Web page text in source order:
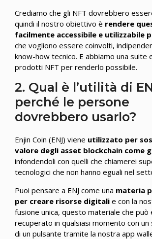
Crediamo che gli NFT dovrebbero
quindi il nostro obiettivo è rendere
facilmente accessibile e utilizzabile
che vogliono essere coinvolti,
know-how tecnico. E abbiamo una suite
prodotti NFT per renderlo possibile.
2. Qual è l’utilità di
perché le persone
dovrebbero usarlo?
Enjin Coin (ENJ) viene utilizzato per
valore degli asset blockchain come
infondendoli con quelli che chiamerei
tecnologici che non hanno eguali nel
Puoi pensare a ENJ come una materia
per creare risorse digitali e con la
fusione unica, questo materiale che può
recuperato in qualsiasi momento con un
di un pulsante tramite la nostra app